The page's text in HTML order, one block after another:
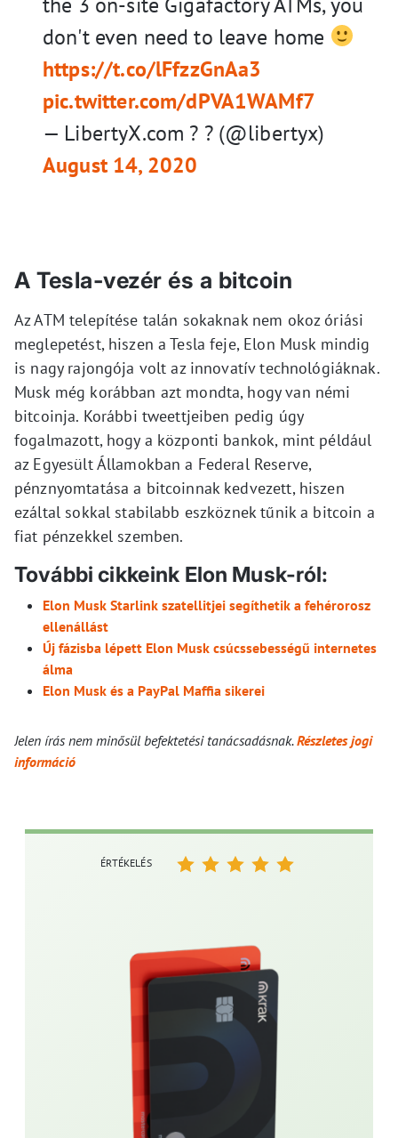
don't even need to leave home
https://t.co/lFfzzGnAa3
pic.twitter.com/dPVA1WAMf7
— LibertyX.com ? ? (@libertyx)
August 14, 2020
A Tesla-vezér és a bitcoin
Az ATM telepítése talán sokaknak nem okoz óriási
meglepetést, hiszen a Tesla feje, Elon Musk mindig
is nagy rajongója volt az innovatív technológiáknak.
Musk még korábban azt mondta, hogy van némi
bitcoinja. Korábbi tweettjeiben pedig úgy
fogalmazott, hogy a központi bankok, mint például
az Egyesült Államokban a Federal Reserve,
pénznyomtatása a bitcoinnak kedvezett, hiszen
ezáltal sokkal stabilabb eszköznek tűnik a bitcoin a
fiat pénzekkel szemben.
További cikkeink Elon Musk-ról:
Elon Musk Starlink szatellitjei segíthetik a fehérorosz
ellenállást
Új fázisba lépett Elon Musk csúcssebességű internetes
álma
Elon Musk és a PayPal Maffia sikerei
Jelen írás nem minősül befektetési tanácsadásnak.Részletes jogi
információ
ÉRTÉKELÉS